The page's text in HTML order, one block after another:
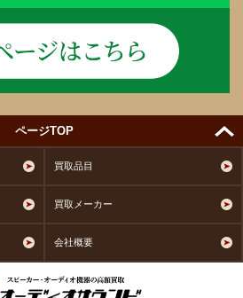
ページTOP
買取品目
買取メーカー
会社概要